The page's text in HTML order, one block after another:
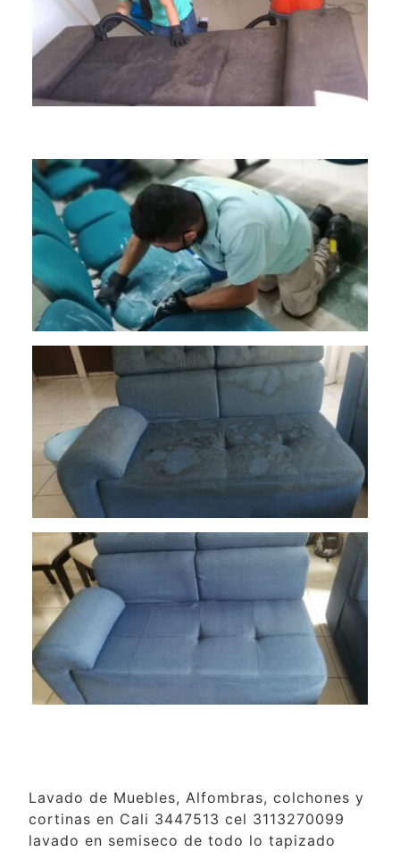
Lavado de Muebles, Alfombras, colchones y
cortinas en Cali 3447513 cel 3113270099
lavado en semiseco de todo lo tapizado